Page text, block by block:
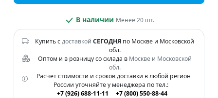
В наличии Менее 20 шт.
Купить сдоставкой СЕГОДНЯ по Москве и Московской
обл.
Оптом и в розницу со склада в Москве и Московской
обл.
Расчет стоимости и сроков доставки в любой регион
России уточняйте у менеджера по тел.:
+7 (926) 688-11-11
+7 (800) 550-88-44